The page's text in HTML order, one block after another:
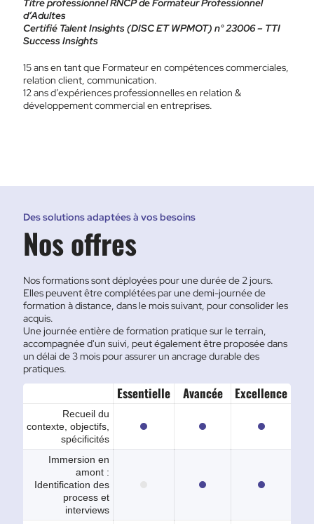
Titre professionnel RNCP de Formateur Professionnel
d’Adultes
Certifié Talent Insights (DISC ET WPMOT) n° 23006 – TTI
Success Insights
15 ans en tant que Formateur en compétences commerciales,
relation client, communication.
12 ans d’expériences professionnelles en relation &
développement commercial en entreprises.
Des solutions adaptées à vos besoins
Nos offres
Nos formations sont déployées pour une durée de 2 jours.
Elles peuvent être complétées par une demi-journée de
formation à distance, dans le mois suivant, pour consolider les
acquis.
Une journée entière de formation pratique sur le terrain,
accompagnée d'un suivi, peut également être proposée dans
un délai de 3 mois pour assurer un ancrage durable des
pratiques.
Essentielle Avancée Excellence
Recueil du
contexte, objectifs,
spécificités
Immersion en
amont :
Identification des
process et
interviews